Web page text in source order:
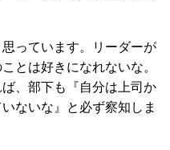
っています。リーダーが
とは好きになれないな。
、部下も『自分は上司か
ないな』と必ず察知しま